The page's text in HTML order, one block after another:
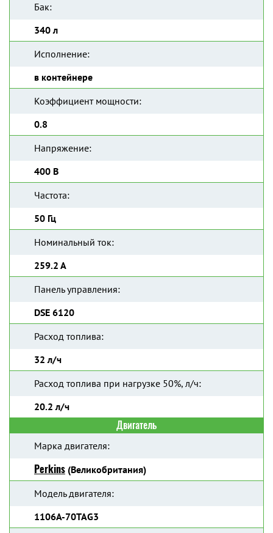
Бак:
340 л
Исполнение:
в контейнере
Коэффициент мощности:
0.8
Напряжение:
400 В
Частота:
50 Гц
Номинальный ток:
259.2 А
Панель управления:
DSE 6120
Расход топлива:
32 л/ч
Расход топлива при нагрузке 50%, л/ч:
20.2 л/ч
Двигатель
Марка двигателя:
Perkins (Великобритания)
Модель двигателя:
1106A-70TAG3